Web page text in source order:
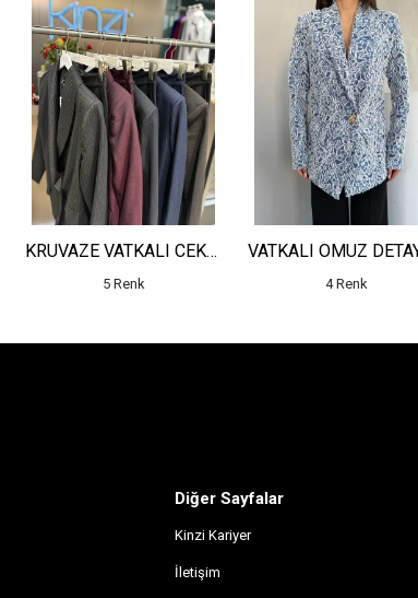
KRUVAZE VATKALI CEKET - YÜKSEK BEL ÇİZGİLİ PANTOLON
5 Renk 4 Renk
Diğer Sayfalar
Kinzi Kariyer
İletişim